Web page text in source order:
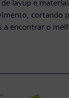
de layup e
cortando
a encontrar o